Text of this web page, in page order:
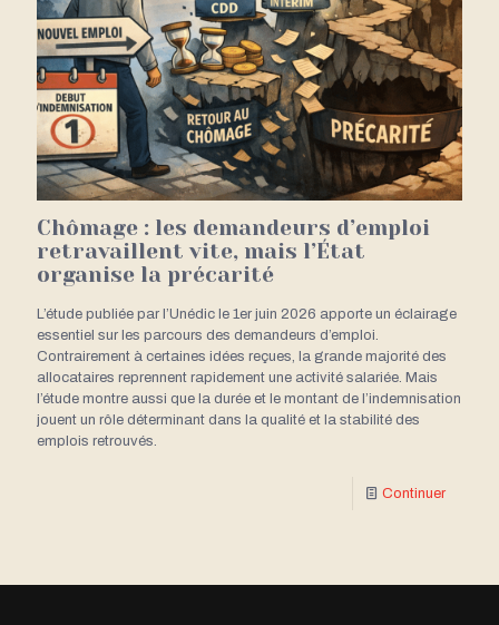
Chômage : les demandeurs d’emploi
retravaillent vite, mais l’État
organise la précarité
L’étude publiée par l’Unédic le 1er juin 2026 apporte un éclairage
essentiel sur les parcours des demandeurs d’emploi.
Contrairement à certaines idées reçues, la grande majorité des
allocataires reprennent rapidement une activité salariée. Mais
l’étude montre aussi que la durée et le montant de l’indemnisation
jouent un rôle déterminant dans la qualité et la stabilité des
emplois retrouvés.
Continuer